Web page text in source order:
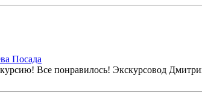
Посада
Все понравилось! Экскурсовод